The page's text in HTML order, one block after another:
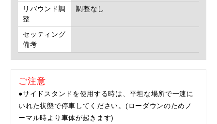
リバウンド調
整
調整なし
セッティング
備考
ご注意
●サイドスタンドを使用する時は、平坦な場所で一速に
いれた状態で停車してください。(ローダウンのためノ
ーマル時より車体が起きます)